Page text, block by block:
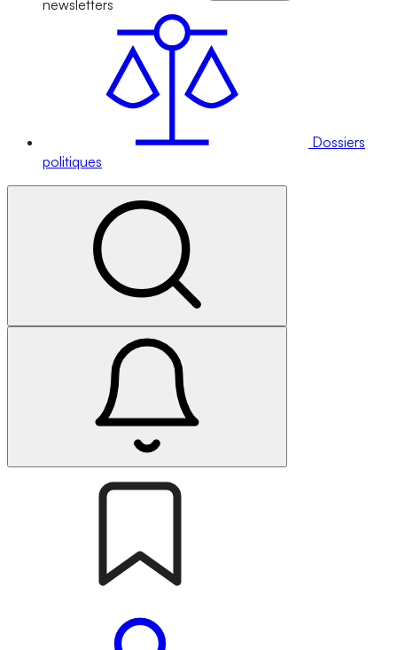
newsletters
Dossiers
politiques